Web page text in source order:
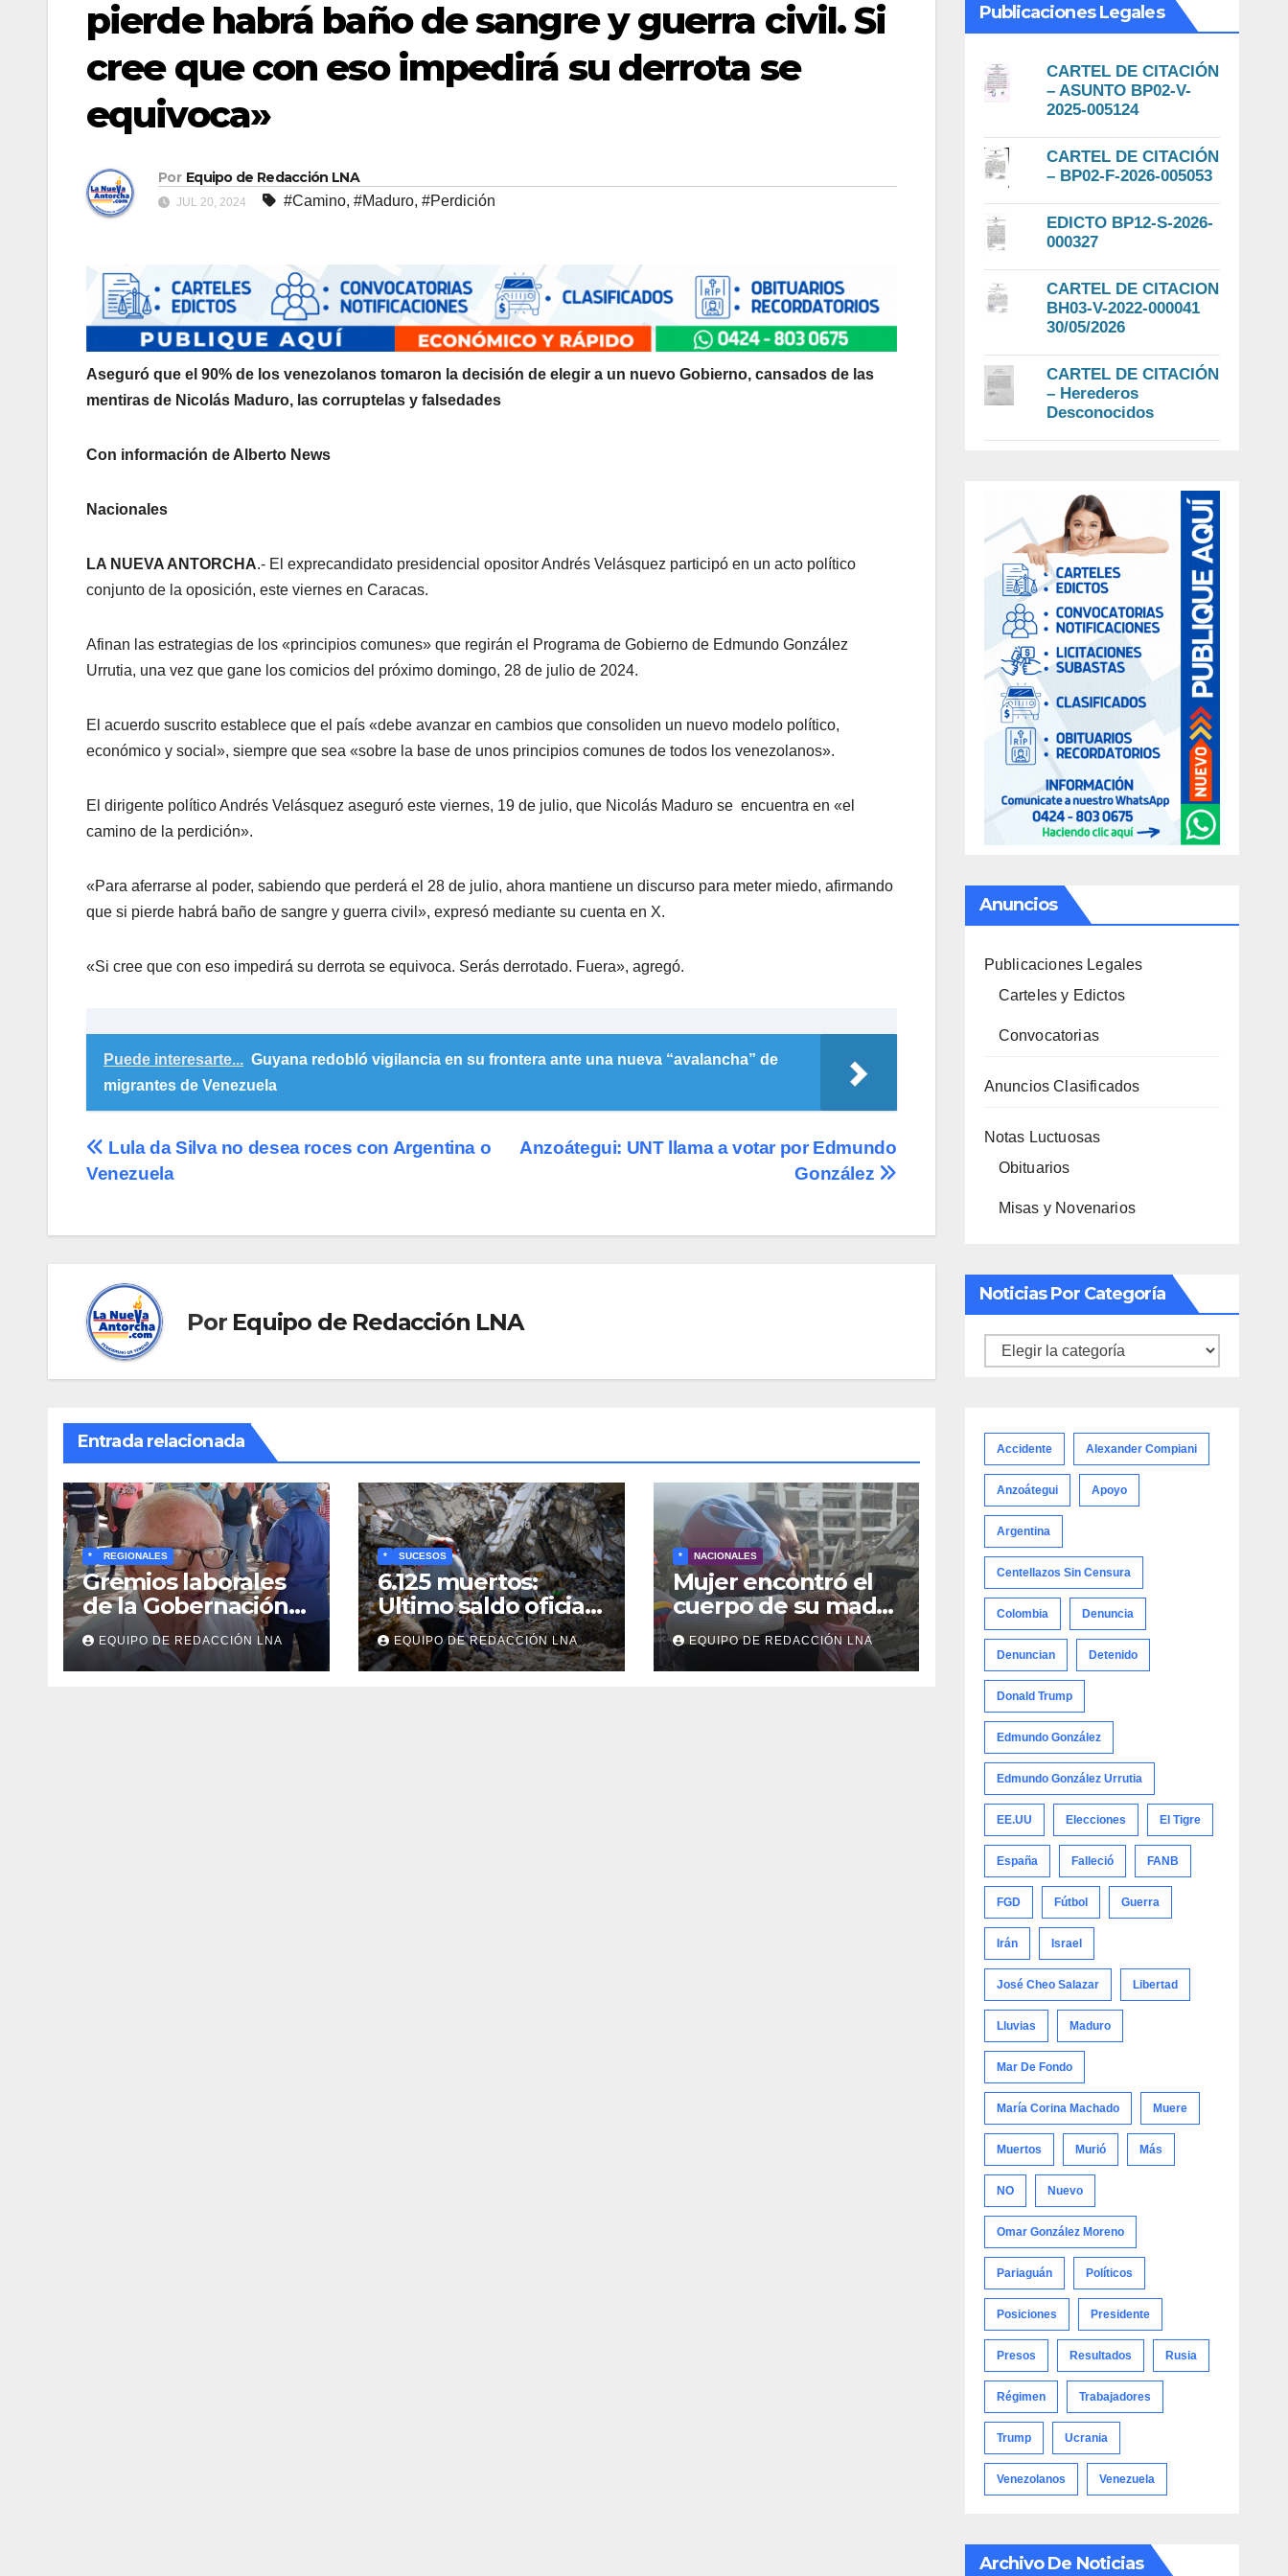
pierde habrá baño de sangre y guerra civil. Si
cree que con eso impedirá su derrota se
equivoca»
Por Equipo de Redacción LNA
JUL 20, 2024 #Camino, #Maduro, #Perdición
Aseguró que el 90% de los venezolanos tomaron la decisión de elegir a un nuevo Gobierno, cansados de las
mentiras de Nicolás Maduro, las corruptelas y falsedades
Con información de Alberto News
Nacionales
LA NUEVA ANTORCHA.- El exprecandidato presidencial opositor Andrés Velásquez participó en un acto político
conjunto de la oposición, este viernes en Caracas.
Afinan las estrategias de los «principios comunes» que regirán el Programa de Gobierno de Edmundo González
Urrutia, una vez que gane los comicios del próximo domingo, 28 de julio de 2024.
El acuerdo suscrito establece que el país «debe avanzar en cambios que consoliden un nuevo modelo político,
económico y social», siempre que sea «sobre la base de unos principios comunes de todos los venezolanos».
El dirigente político Andrés Velásquez aseguró este viernes, 19 de julio, que Nicolás Maduro se encuentra en «el
camino de la perdición».
«Para aferrarse al poder, sabiendo que perderá el 28 de julio, ahora mantiene un discurso para meter miedo, afirmando
que si pierde habrá baño de sangre y guerra civil», expresó mediante su cuenta en X.
«Si cree que con eso impedirá su derrota se equivoca. Serás derrotado. Fuera», agregó.
Puede interesarte... Guyana redobló vigilancia en su frontera ante una nueva “avalancha” de
migrantes de Venezuela
Navegación
entradas
Anzoátegui: UNT llama a votar por Edmundo
González
Lula da Silva no desea roces con Argentina o
Venezuela
Por Equipo de Redacción LNA
Entrada relacionada
* REGIONALES
Gremios laborales
de la Gobernación
respaldan
propuesta de Bono
Recreativo de 100
EQUIPO DE REDACCIÓN LNA
* SUCESOS
6.125 muertos:
Ultimo saldo oficial
y búsqueda de
cadáveres continúa
entre los
EQUIPO DE REDACCIÓN LNA
* NACIONALES
Mujer encontró el
cuerpo de su madre
tras 40 días de
búsqueda en
Tanaguarena
EQUIPO DE REDACCIÓN LNA
Publicaciones Legales
CARTEL DE CITACIÓN
– ASUNTO BP02-V-
2025-005124
CARTEL DE CITACIÓN
– BP02-F-2026-005053
EDICTO BP12-S-2026-
000327
CARTEL DE CITACION
BH03-V-2022-000041
30/05/2026
CARTEL DE CITACIÓN
– Herederos
Desconocidos
Anuncios
Publicaciones Legales
Carteles y Edictos
Convocatorias
Anuncios Clasificados
Notas Luctuosas
Obituarios
Misas y Novenarios
Noticias Por Categoría
Noticias
Accidente Alexander Compiani
Anzoátegui Apoyo
Argentina
Centellazos Sin Censura
Colombia Denuncia
Denuncian Detenido
Donald Trump
Edmundo González
Edmundo González Urrutia
EE.UU Elecciones El Tigre
España Falleció FANB
FGD Fútbol Guerra
Irán Israel
José Cheo Salazar Libertad
Lluvias Maduro
Mar De Fondo
María Corina Machado Muere
Muertos Murió Más
NO Nuevo
Omar González Moreno
Pariaguán Políticos
Posiciones Presidente
Presos Resultados Rusia
Régimen Trabajadores
Trump Ucrania
Venezolanos Venezuela
Archivo De Noticias